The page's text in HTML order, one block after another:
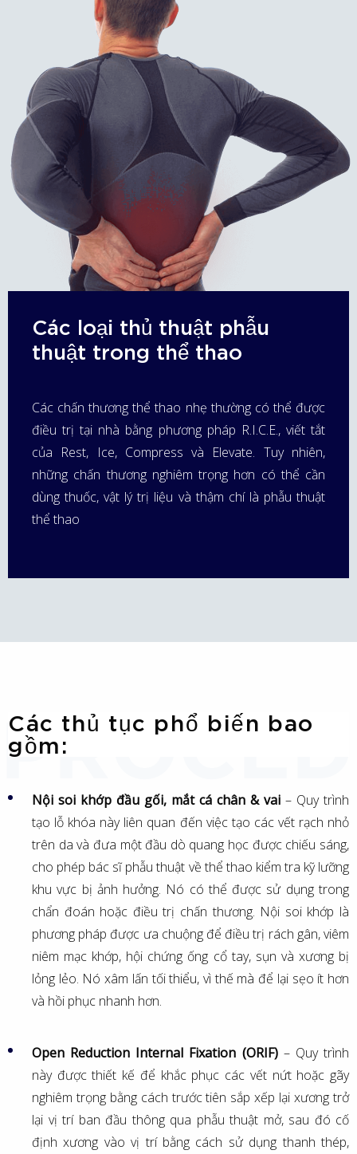
Các loại thủ thuật phẫu
thuật trong thể thao
Các chấn thương thể thao nhẹ thường có thể được
điều trị tại nhà bằng phương pháp R.I.C.E., viết tắt
của Rest, Ice, Compress và Elevate. Tuy nhiên,
những chấn thương nghiêm trọng hơn có thể cần
dùng thuốc, vật lý trị liệu và thậm chí là phẫu thuật
thể thao
Các thủ tục phổ biến bao
gồm:
Nội soi khớp đầu gối, mắt cá chân & vai – Quy trình
tạo lỗ khóa này liên quan đến việc tạo các vết rạch nhỏ
trên da và đưa một đầu dò quang học được chiếu sáng,
cho phép bác sĩ phẫu thuật về thể thao kiểm tra kỹ lưỡng
khu vực bị ảnh hưởng. Nó có thể được sử dụng trong
chẩn đoán hoặc điều trị chấn thương. Nội soi khớp là
phương pháp được ưa chuộng để điều trị rách gân, viêm
niêm mạc khớp, hội chứng ống cổ tay, sụn và xương bị
lỏng lẻo. Nó xâm lấn tối thiểu, vì thế mà để lại sẹo ít hơn
và hồi phục nhanh hơn.
Open Reduction Internal Fixation (ORIF)– Quy trình
này được thiết kế để khắc phục các vết nứt hoặc gãy
nghiêm trọng bằng cách trước tiên sắp xếp lại xương trở
lại vị trí ban đầu thông qua phẫu thuật mở, sau đó cố
định xương vào vị trí bằng cách sử dụng thanh thép,